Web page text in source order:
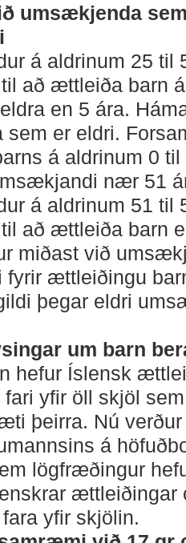
umsækjenda
á aldrinum 25 til
að ættleiða barn
en 5 ára.
er eldri.
á aldrinum 0 til
nær 51
á aldrinum 51 til
að ættleiða barn
miðast við
fyrir ættleiðingu
þegar eldri
um barn
hefur Íslensk
yfir öll skjöl
þeirra. Nú
á
lögfræðingur
yfir skjölin.